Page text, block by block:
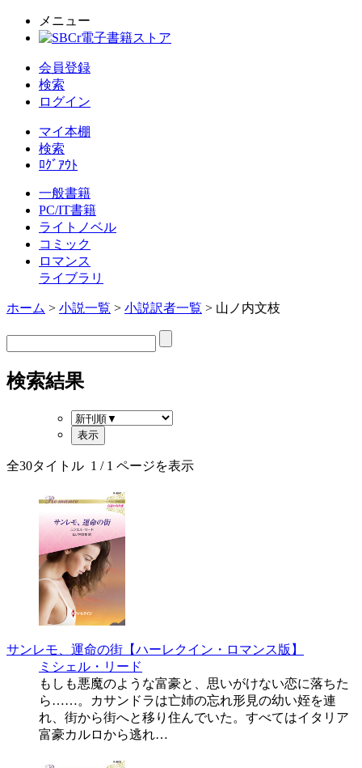
メニュー
会員登録
検索
ログイン
マイ本棚
検索
ﾛｸﾞｱｳﾄ
一般書籍
PC/IT書籍
ライトノベル
コミック
ロマンス
ライブラリ
ホーム > 小説一覧 > 小説訳者一覧 > 山ノ内文枝
検索結果
全30タイトル 1 / 1 ページを表示
サンレモ、運命の街【ハーレクイン・ロマンス版】
ミシェル・リード
もしも悪魔のような富豪と、思いがけない恋に落ちた
ら……。カサンドラは亡姉の忘れ形見の幼い姪を連
れ、街から街へと移り住んでいた。すべてはイタリア
富豪カルロから逃れ…